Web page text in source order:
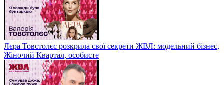
Лєра Товстолєс розкрила свої секрети ЖВЛ: модельний бізнес,
Жіночий Квартал, особисте